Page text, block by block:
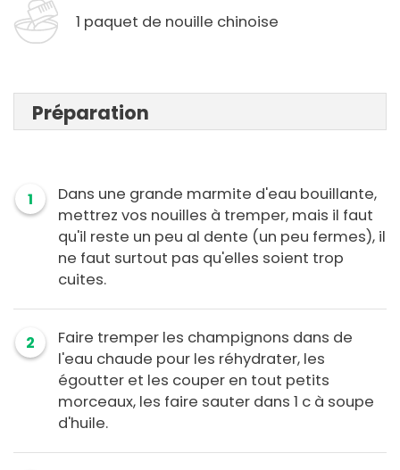
1 paquet de nouille chinoise
Préparation
1
Dans une grande marmite d'eau bouillante,
mettrez vos nouilles à tremper, mais il faut
qu'il reste un peu al dente (un peu fermes), il
ne faut surtout pas qu'elles soient trop
cuites.
2
Faire tremper les champignons dans de
l'eau chaude pour les réhydrater, les
égoutter et les couper en tout petits
morceaux, les faire sauter dans 1 c à soupe
d'huile.